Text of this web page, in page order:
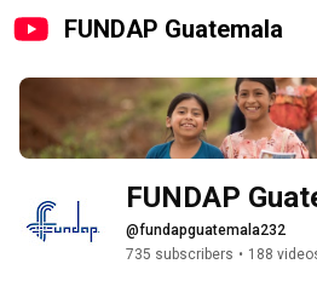
FUNDAP Guatemala
FUNDAP
@fundapguatemala232
735 subscribers • 188